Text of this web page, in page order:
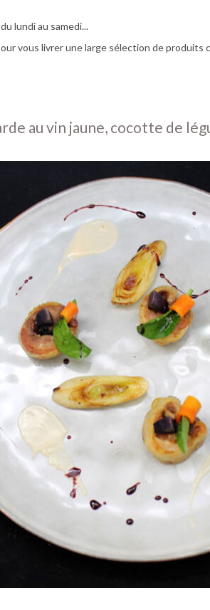
lundi au samedi...
vous livrer une large sélection de produits
au vin jaune, cocotte de